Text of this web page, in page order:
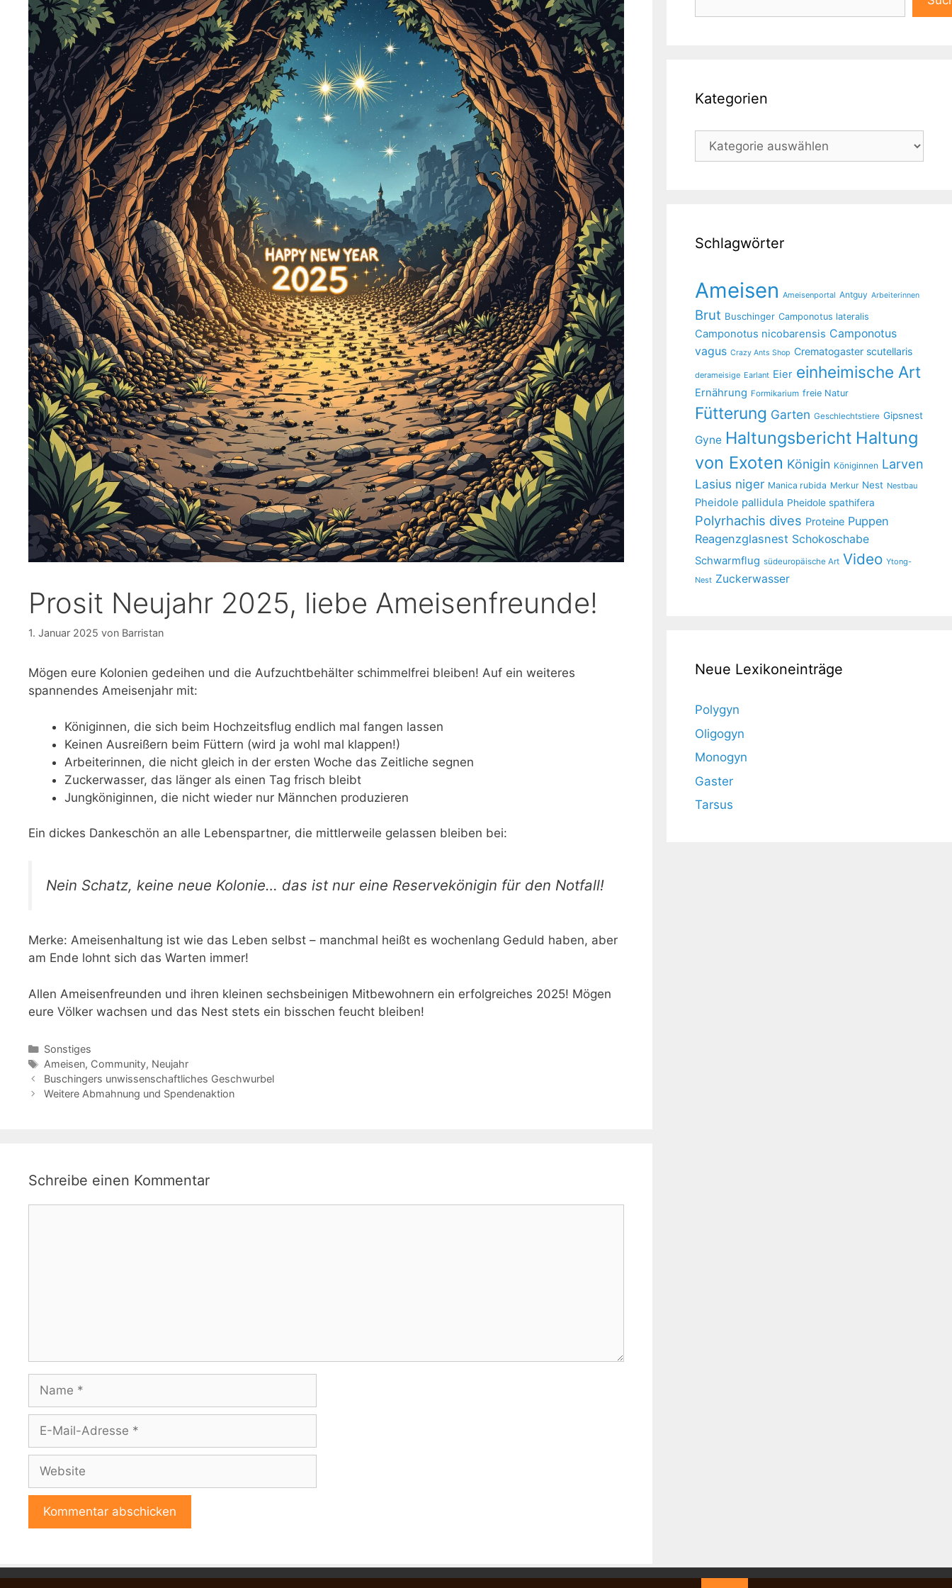
Prosit Neujahr 2025, liebe Ameisenfreunde!
1. Januar 2025 von Barristan
Mögen eure Kolonien gedeihen und die Aufzuchtbehälter schimmelfrei bleiben! Auf ein weiteres
spannendes Ameisenjahr mit:
Königinnen, die sich beim Hochzeitsflug endlich mal fangen lassen
Keinen Ausreißern beim Füttern (wird ja wohl mal klappen!)
Arbeiterinnen, die nicht gleich in der ersten Woche das Zeitliche segnen
Zuckerwasser, das länger als einen Tag frisch bleibt
Jungköniginnen, die nicht wieder nur Männchen produzieren
Ein dickes Dankeschön an alle Lebenspartner, die mittlerweile gelassen bleiben bei:
Nein Schatz, keine neue Kolonie… das ist nur eine Reservekönigin für den Notfall!
Merke: Ameisenhaltung ist wie das Leben selbst – manchmal heißt es wochenlang Geduld haben, aber
am Ende lohnt sich das Warten immer!
Allen Ameisenfreunden und ihren kleinen sechsbeinigen Mitbewohnern ein erfolgreiches 2025! Mögen
eure Völker wachsen und das Nest stets ein bisschen feucht bleiben!
Kategorien
Sonstiges
Schlagwörter
Ameisen, Community, Neujahr
Buschingers unwissenschaftliches Geschwurbel
Weitere Abmahnung und Spendenaktion
Schreibe einen Kommentar
Mail-
Adresse
t
Kategorien
Kategorien
Schlagwörter
Ameisen Ameisenportal Antguy Arbeiterinnen
Brut Buschinger Camponotus lateralis
Camponotus nicobarensis Camponotus
vagus Crazy Ants Shop Crematogaster scutellaris
derameisige Earlant Eier einheimische Art
Ernährung Formikarium freie Natur
Fütterung Garten Geschlechtstiere Gipsnest
Gyne Haltungsbericht Haltung
von Exoten Königin Königinnen Larven
Lasius niger Manica rubida Merkur Nest Nestbau
Pheidole pallidula Pheidole spathifera
Polyrhachis dives Proteine Puppen
Reagenzglasnest Schokoschabe
Schwarmflug südeuropäische Art Video Ytong-
Nest Zuckerwasser
Neue Lexikoneinträge
Polygyn
Oligogyn
Monogyn
Gaster
Tarsus